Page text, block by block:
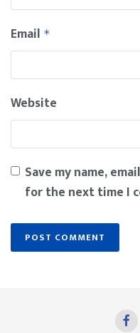
Email *
Website
Save my name,
for the next time I